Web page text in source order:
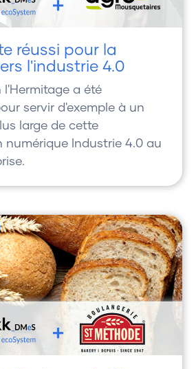
réussi pour la
l'industrie 4.0
l'Hermitage a été
servir d'exemple à un
large de cette
numérique Industrie 4.0 au